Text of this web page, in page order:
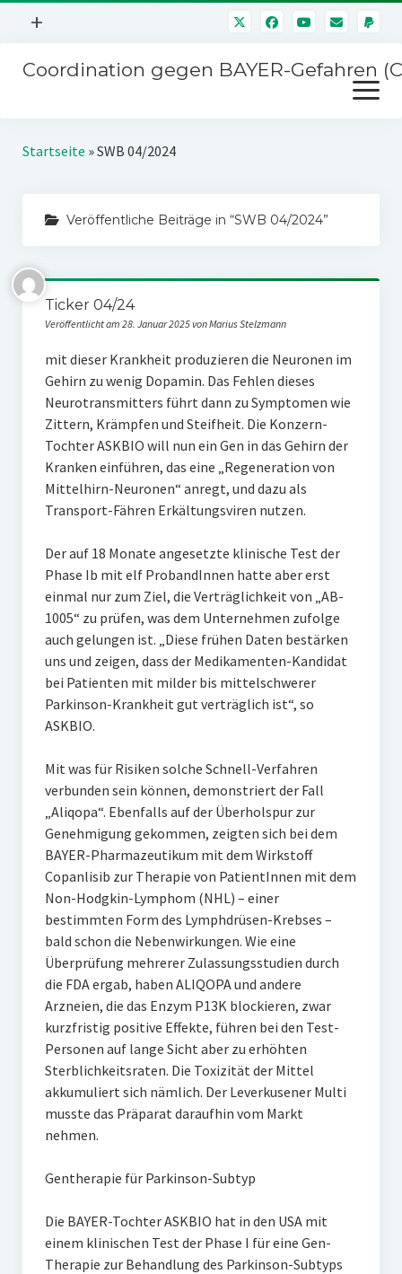
Menü
+
Mitmachen
Störfälle
Coordination gegen BAYER-Gefahren
Menü
öffnen
Kampagnen
Stichwort BAYER
SPENDEN
Startseite »SWB 04/2024
Veröffentliche Beiträge in “SWB 04/2024”
Ticker 04/24
Veröffentlicht am 28. Januar 2025 von Marius Stelzmann
mit dieser Krankheit produzieren die Neuronen im
Gehirn zu wenig Dopamin. Das Fehlen dieses
Neurotransmitters führt dann zu Symptomen wie
Zittern, Krämpfen und Steifheit. Die Konzern-
Tochter ASKBIO will nun ein Gen in das Gehirn der
Kranken einführen, das eine „Regeneration von
Mittelhirn-Neuronen“ anregt, und dazu als
Transport-Fähren Erkältungsviren nutzen.
Der auf 18 Monate angesetzte klinische Test der
Phase Ib mit elf ProbandInnen hatte aber erst
einmal nur zum Ziel, die Verträglichkeit von „AB-
1005“ zu prüfen, was dem Unternehmen zufolge
auch gelungen ist. „Diese frühen Daten bestärken
uns und zeigen, dass der Medikamenten-Kandidat
bei Patienten mit milder bis mittelschwerer
Parkinson-Krankheit gut verträglich ist“, so
ASKBIO.
Mit was für Risiken solche Schnell-Verfahren
verbunden sein können, demonstriert der Fall
„Aliqopa“. Ebenfalls auf der Überholspur zur
Genehmigung gekommen, zeigten sich bei dem
BAYER-Pharmazeutikum mit dem Wirkstoff
Copanlisib zur Therapie von PatientInnen mit dem
Non-Hodgkin-Lymphom (NHL) – einer
bestimmten Form des Lymphdrüsen-Krebses –
bald schon die Nebenwirkungen. Wie eine
Überprüfung mehrerer Zulassungsstudien durch
die FDA ergab, haben ALIQOPA und andere
Arzneien, die das Enzym P13K blockieren, zwar
kurzfristig positive Effekte, führen bei den Test-
Personen auf lange Sicht aber zu erhöhten
Sterblichkeitsraten. Die Toxizität der Mittel
akkumuliert sich nämlich. Der Leverkusener Multi
musste das Präparat daraufhin vom Markt
nehmen.
Gentherapie für Parkinson-Subtyp
Die BAYER-Tochter ASKBIO hat in den USA mit
einem klinischen Test der Phase I für eine Gen-
Therapie zur Behandlung des Parkinson-Subtyps